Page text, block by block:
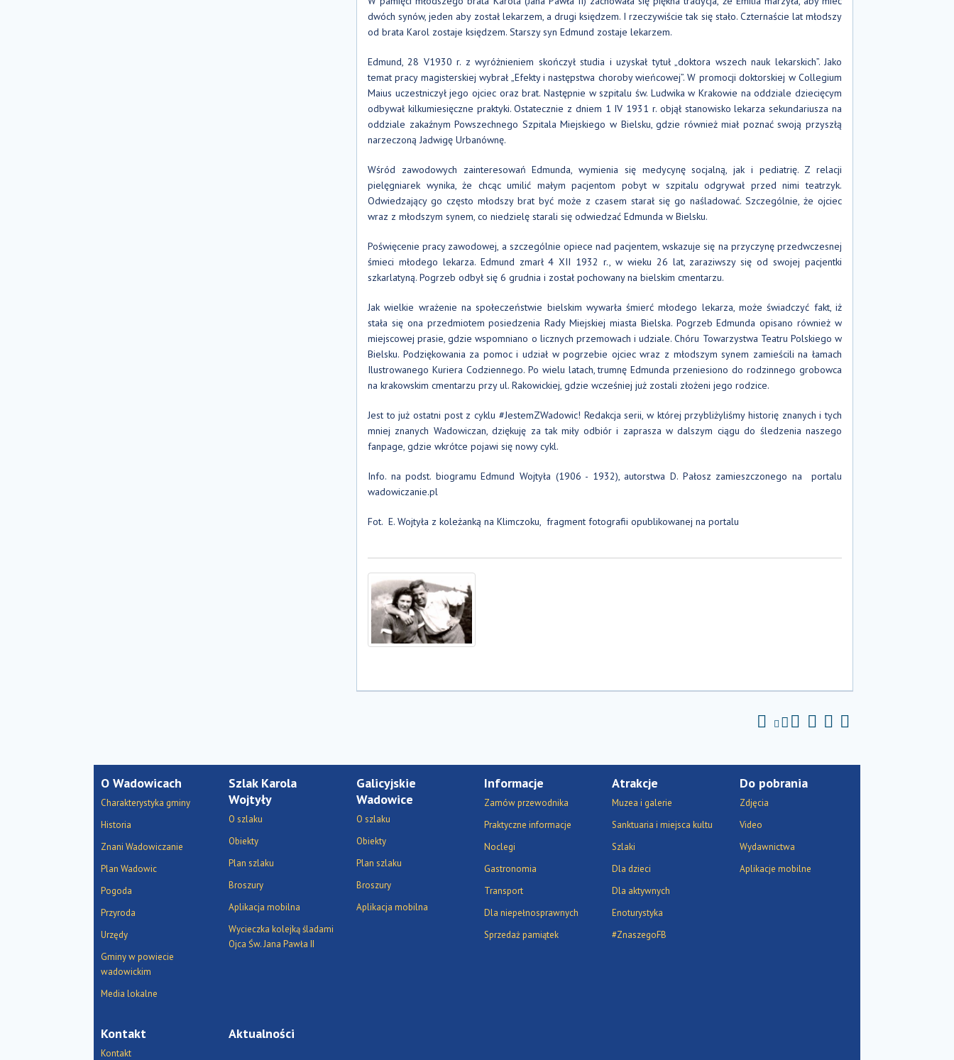
dwóch synów, jeden aby został lekarzem, a drugi księdzem. I rzeczywiście tak się stało. Czternaście lat młodszy
od brata Karol zostaje księdzem. Starszy syn Edmund zostaje lekarzem.
Edmund, 28 V1930 r. z wyróżnieniem skończył studia i uzyskał tytuł „doktora wszech nauk lekarskich”. Jako
temat pracy magisterskiej wybrał „Efekty i następstwa choroby wieńcowej”. W promocji doktorskiej w Collegium
Maius uczestniczył jego ojciec oraz brat. Następnie w szpitalu św. Ludwika w Krakowie na oddziale dziecięcym
odbywał kilkumiesięczne praktyki. Ostatecznie z dniem 1 IV 1931 r. objął stanowisko lekarza sekundariusza na
oddziale zakaźnym Powszechnego Szpitala Miejskiego w Bielsku, gdzie również miał poznać swoją przyszłą
narzeczoną Jadwigę Urbanównę.
Wśród zawodowych zainteresowań Edmunda, wymienia się medycynę socjalną, jak i pediatrię. Z relacji
pielęgniarek wynika, że chcąc umilić małym pacjentom pobyt w szpitalu odgrywał przed nimi teatrzyk.
Odwiedzający go często młodszy brat być może z czasem starał się go naśladować. Szczególnie, że ojciec
wraz z młodszym synem, co niedzielę starali się odwiedzać Edmunda w Bielsku.
Poświęcenie pracy zawodowej, a szczególnie opiece nad pacjentem, wskazuje się na przyczynę przedwczesnej
śmieci młodego lekarza. Edmund zmarł 4 XII 1932 r., w wieku 26 lat, zaraziwszy się od swojej pacjentki
szkarlatyną. Pogrzeb odbył się 6 grudnia i został pochowany na bielskim cmentarzu.
Jak wielkie wrażenie na społeczeństwie bielskim wywarła śmierć młodego lekarza, może świadczyć fakt, iż
stała się ona przedmiotem posiedzenia Rady Miejskiej miasta Bielska. Pogrzeb Edmunda opisano również w
miejscowej prasie, gdzie wspomniano o licznych przemowach i udziale. Chóru Towarzystwa Teatru Polskiego w
Bielsku. Podziękowania za pomoc i udział w pogrzebie ojciec wraz z młodszym synem zamieścili na łamach
Ilustrowanego Kuriera Codziennego. Po wielu latach, trumnę Edmunda przeniesiono do rodzinnego grobowca
na krakowskim cmentarzu przy ul. Rakowickiej, gdzie wcześniej już zostali złożeni jego rodzice.
Jest to już ostatni post z cyklu #JestemZWadowic! Redakcja serii, w której przybliżyliśmy historię znanych i tych
mniej znanych Wadowiczan, dziękuję za tak miły odbiór i zaprasza w dalszym ciągu do śledzenia naszego
fanpage, gdzie wkrótce pojawi się nowy cykl.
Info. na podst. biogramu Edmund Wojtyła (1906 - 1932), autorstwa D. Pałosz zamieszczonego na portalu
wadowiczanie.pl
Fot. E. Wojtyła z koleżanką na Klimczoku, fragment fotografii opublikowanej na portalu
O Wadowicach
Charakterystyka gminy
Historia
Znani Wadowiczanie
Plan Wadowic
Pogoda
Przyroda
Urzędy
Gminy w powiecie
wadowickim
Media lokalne
Szlak Karola
Wojtyły
O szlaku
Obiekty
Plan szlaku
Broszury
Aplikacja mobilna
Wycieczka kolejką śladami
Ojca Św. Jana Pawła II
Galicyjskie
Wadowice
O szlaku
Obiekty
Plan szlaku
Broszury
Aplikacja mobilna
Informacje
Zamów przewodnika
Praktyczne informacje
Noclegi
Gastronomia
Transport
Dla niepełnosprawnych
Sprzedaż pamiątek
Atrakcje
Muzea i galerie
Sanktuaria i miejsca kultu
Szlaki
Dla dzieci
Dla aktywnych
Enoturystyka
#ZnaszegoFB
Do pobrania
Zdjęcia
Video
Wydawnictwa
Aplikacje mobilne
Kontakt
Kontakt
Aktualności